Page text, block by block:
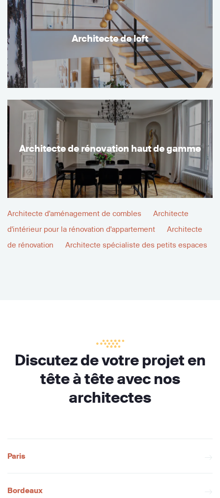
Architecte de loft
Architecte de rénovation haut de gamme
Architecte d'aménagement de combles
Architecte
d'intérieur pour la rénovation d'appartement
Architecte
de rénovation
Architecte spécialiste des petits espaces
Discutez de votre projet en
tête à tête avec nos
architectes
Paris
Bordeaux